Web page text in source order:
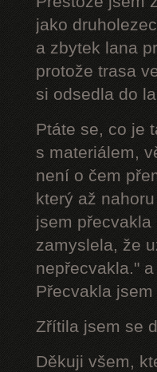
jako
a zbytek lana
protože trasa
si odsedla do
Ptáte se, co je
s materiálem,
není o čem
který až
jsem
zamyslela, že
nepřecvakla."
Přecvakla
Zřítila jsem se
Děkuji všem,